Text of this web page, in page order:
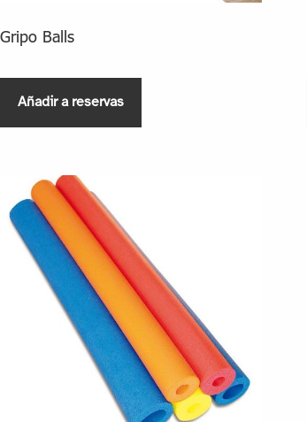
Gripo Balls
Añadir a reservas